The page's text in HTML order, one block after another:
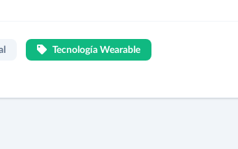
Tecnología Wearable